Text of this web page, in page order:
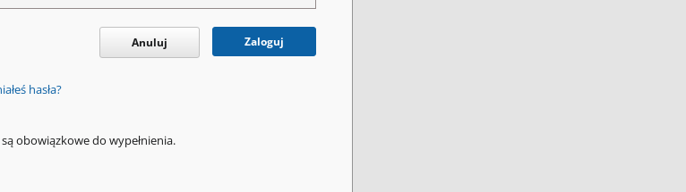
Anuluj Zaloguj
hasła?
obowiązkowe do wypełnienia.